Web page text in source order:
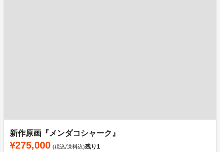
新作原画『メンダコシャーク』
¥275,000 (税込/送料込)残り1